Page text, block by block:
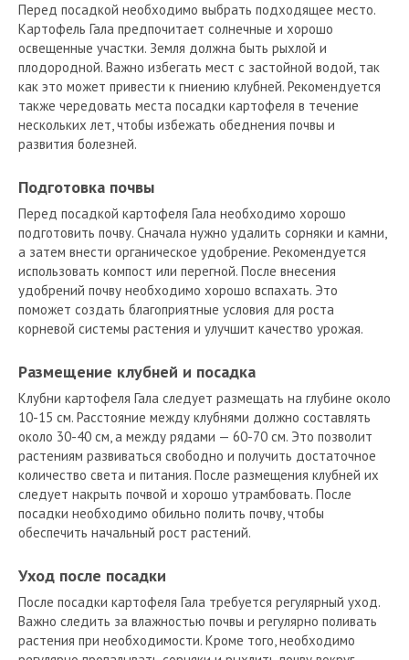
Перед посадкой необходимо выбрать подходящее место.
Картофель Гала предпочитает солнечные и хорошо
освещенные участки. Земля должна быть рыхлой и
плодородной. Важно избегать мест с застойной водой, так
как это может привести к гниению клубней. Рекомендуется
также чередовать места посадки картофеля в течение
нескольких лет, чтобы избежать обеднения почвы и
развития болезней.
Подготовка почвы
Перед посадкой картофеля Гала необходимо хорошо
подготовить почву. Сначала нужно удалить сорняки и камни,
а затем внести органическое удобрение. Рекомендуется
использовать компост или перегной. После внесения
удобрений почву необходимо хорошо вспахать. Это
поможет создать благоприятные условия для роста
корневой системы растения и улучшит качество урожая.
Размещение клубней и посадка
Клубни картофеля Гала следует размещать на глубине около
10-15 см. Расстояние между клубнями должно составлять
около 30-40 см, а между рядами — 60-70 см. Это позволит
растениям развиваться свободно и получить достаточное
количество света и питания. После размещения клубней их
следует накрыть почвой и хорошо утрамбовать. После
посадки необходимо обильно полить почву, чтобы
обеспечить начальный рост растений.
Уход после посадки
После посадки картофеля Гала требуется регулярный уход.
Важно следить за влажностью почвы и регулярно поливать
растения при необходимости. Кроме того, необходимо